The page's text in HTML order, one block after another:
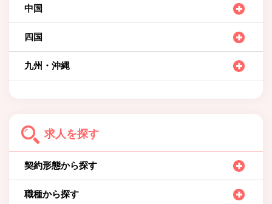
中国
四国
九州・沖縄
求人を探す
契約形態から探す
職種から探す